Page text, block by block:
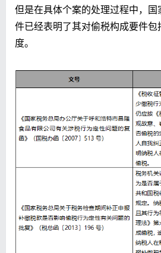
但是在具体个案的处理过程中，
件已经表明了其对偷税构成要件包
度。